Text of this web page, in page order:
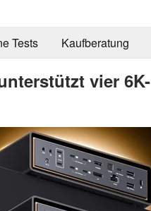
Tests Kaufberatung
vier 6K-